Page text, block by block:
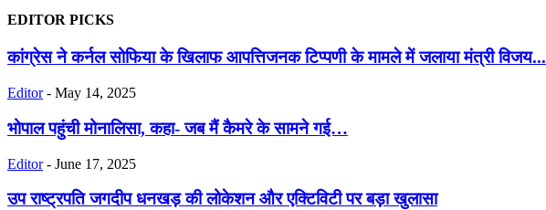
EDITOR PICKS
कांग्रेस ने कर्नल सोफिया के खिलाफ आपत्तिजनक टिप्पणी के मामले में जलाया मंत्री विजय...
Editor - May 14, 2025
भोपाल पहुंची मोनालिसा, कहा- जब मैं कैमरे के सामने गई…
Editor - June 17, 2025
उप राष्ट्रपति जगदीप धनखड़ की लोकेशन और एक्टिविटी पर बड़ा खुलासा